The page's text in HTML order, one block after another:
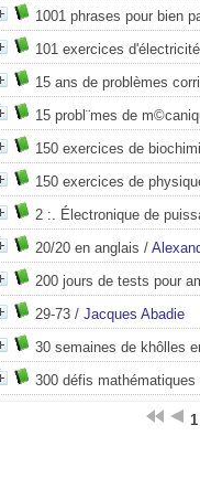
1001 phrases pour bien
101 exercices d'électricité
15 ans de problèmes
15 probl¨mes de
150 exercices de
150 exercices de
2 :. Électronique de
20/20 en anglais /
200 jours de tests pour
29-73 / Jacques Abadie
30 semaines de khôlles
300 défis mathématiques
1